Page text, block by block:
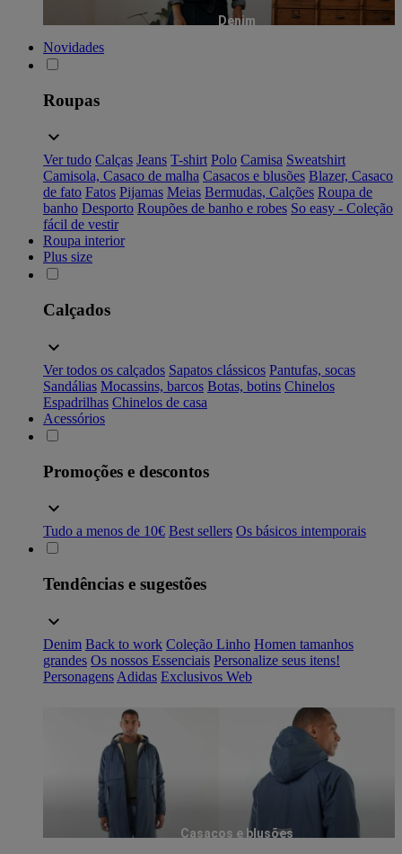
Denim
Novidades
Roupas
Ver tudo Calças Jeans T-shirt Polo Camisa Sweatshirt
Camisola, Casaco de malha Casacos e blusões Blazer, Casaco
de fato Fatos Pijamas Meias Bermudas, Calções Roupa de
banho Desporto Roupões de banho e robes So easy - Coleção
fácil de vestir
Roupa interior
Plus size
Calçados
Ver todos os calçados Sapatos clássicos Pantufas, socas
Sandálias Mocassins, barcos Botas, botins Chinelos
Espadrilhas Chinelos de casa
Acessórios
Promoções e descontos
Tudo a menos de 10€ Best sellers Os básicos intemporais
Tendências e sugestões
Denim Back to work Coleção Linho Homen tamanhos
grandes Os nossos Essenciais Personalize seus itens!
Personagens Adidas Exclusivos Web
Casacos e blusões